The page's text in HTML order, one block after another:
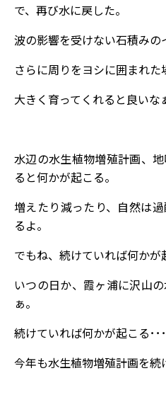
で、再び水に戻した。
波の影響を受けない石積みの
さらに周りをヨシに囲まれた
大きく育ってくれると良いな
水辺の水生植物増殖計画、
ると何かが起こる。
増えたり減ったり、自然は
るよ。
でもね、続けていれば何かが
いつの日か、霞ヶ浦に沢山
ぁ。
続けていれば何かが起こる･･
今年も水生植物増殖計画を続